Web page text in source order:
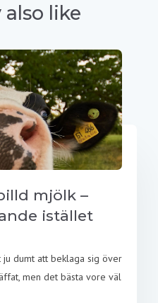
also like
mjölk –
istället
dumt att beklaga sig över
men det bästa vore väl